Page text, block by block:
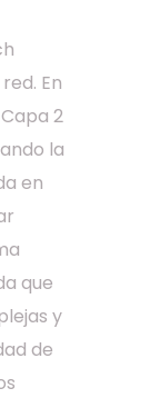
En
2
la
en
que
y
de